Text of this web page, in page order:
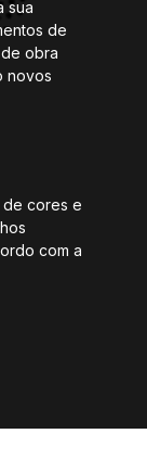
sua
de
obra
novos
de cores e
com a